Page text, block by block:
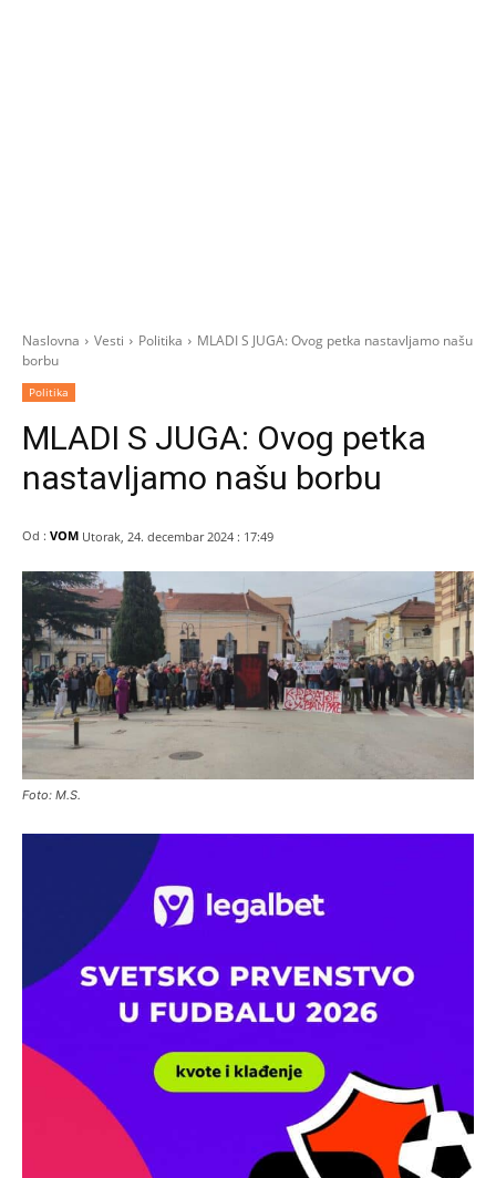
Naslovna Vesti Politika
MLADI S JUGA: Ovog petka nastavljamo našu
borbu
Politika
MLADI S JUGA: Ovog petka
nastavljamo našu borbu
Od : VOM Utorak, 24. decembar 2024 : 17:49
Foto: M.S.